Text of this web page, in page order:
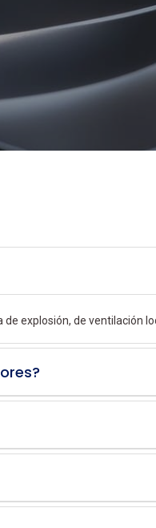
explosión, de ventilación